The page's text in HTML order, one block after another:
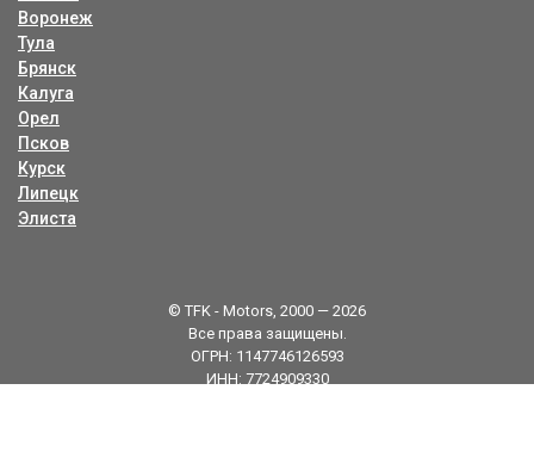
Воронеж
Тула
Брянск
Калуга
Орел
Псков
Курск
Липецк
Элиста
© TFK - Motors, 2000 — 2026
Все права защищены.
ОГРН: 1147746126593
ИНН: 7724909330